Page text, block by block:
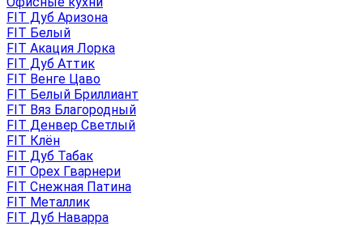
FIT Дуб Аризона
FIT Белый
FIT Акация Лорка
FIT Дуб Аттик
FIT Венге Цаво
FIT Белый Бриллиант
FIT Вяз Благородный
FIT Денвер Светлый
FIT Клён
FIT Дуб Табак
FIT Орех Гварнери
FIT Снежная Патина
FIT Металлик
FIT Дуб Наварра